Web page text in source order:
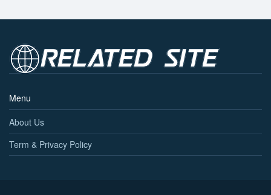
Menu
About Us
Term & Privacy Policy